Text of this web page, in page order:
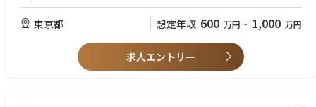
・データインテグリティガバナンス（ALCOA++）の強化に取り組む。
QA管理職に報告する。
・CSV関連のトレーニングプログラムを企画・開発・実施し、IT部門およ
高い知識
・CSVライフサイクルおよびGAMP5方法論の専門知識
・リスクベースバリデーションおよびQMSプロセスの理解
・グローバルチームにおける高いプロジェクトマネジメントスキル
・クロスファンクショナルおよびグローバルチームでの豊富な業務経験
東京都 想定年収 600 万円 ~ 1,000 万円
求人エントリー